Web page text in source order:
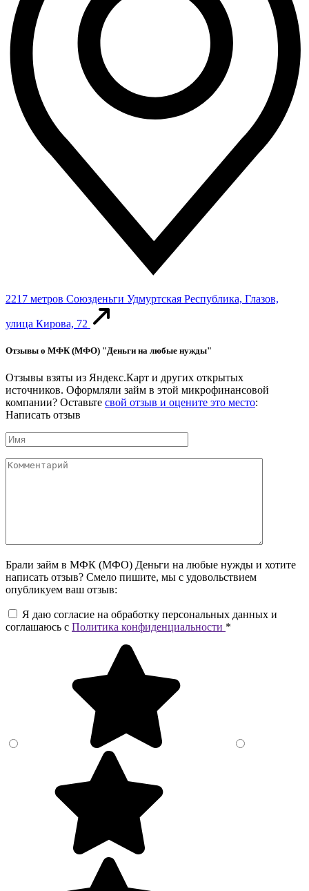
2217 метров Союзденьги Удмуртская Республика, Глазов,
улица Кирова, 72
Отзывы о МФК (МФО) "Деньги на любые нужды"
Отзывы взяты из Яндекс.Карт и других открытых
источников. Оформляли займ в этой микрофинансовой
компании? Оставьте свой отзыв и оцените это место:
Написать отзыв
Брали займ в МФК (МФО) Деньги на любые нужды и хотите
написать отзыв? Смело пишите, мы с удовольствием
опубликуем ваш отзыв:
Я даю согласие на обработку персональных данных и
соглашаюсь c Политика конфиденциальности *